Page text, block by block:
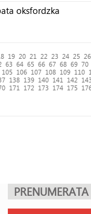
oksfordzka
19 20 21 22 23 24 25
26
63 64 65 66 67 68 69 70
105 106 107 108 109 110
138 139 140 141 142
171 172 173 174 175
PRENUMERATA